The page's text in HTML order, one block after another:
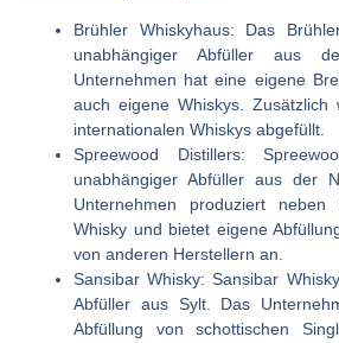
Brühler Whiskyhaus: Das
unabhängiger Abfüller aus
Unternehmen hat eine eigene
auch eigene Whiskys. Zusätzlich
internationalen Whiskys abgefüllt.
Spreewood Distillers:
unabhängiger Abfüller aus der
Unternehmen produziert
Whisky und bietet eigene
von anderen Herstellern an.
Sansibar Whisky:Sansibar
Abfüller aus Sylt. Das
Abfüllung von schottischen